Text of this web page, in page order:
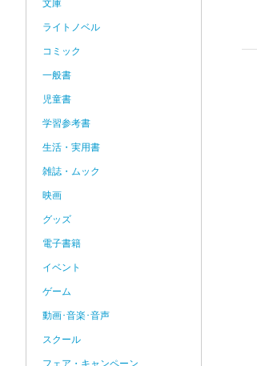
文庫
ライトノベル
コミック
一般書
児童書
学習参考書
生活・実用書
雑誌・ムック
映画
グッズ
電子書籍
イベント
ゲーム
動画･音楽･音声
スクール
フェア・キャンペーン